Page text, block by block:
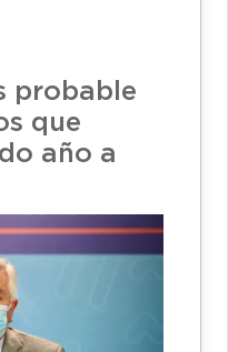
probable
que
año a